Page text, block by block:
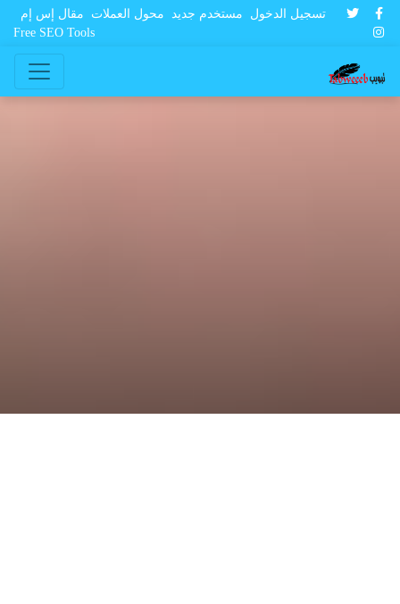
تسجيل الدخول مستخدم جديد محول العملات
مقال إس إم
Free SEO Tools